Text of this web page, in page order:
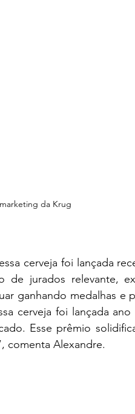
da Krug
cerveja foi lançada
jurados relevante,
ganhando medalhas e
cerveja foi lançada ano
Esse prêmio
comenta Alexandre.